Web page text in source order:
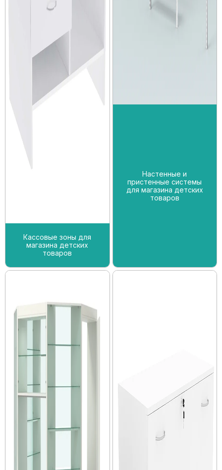
Кассовые зоны для
магазина детских
товаров
Настенные и
пристенные системы
для магазина детских
товаров